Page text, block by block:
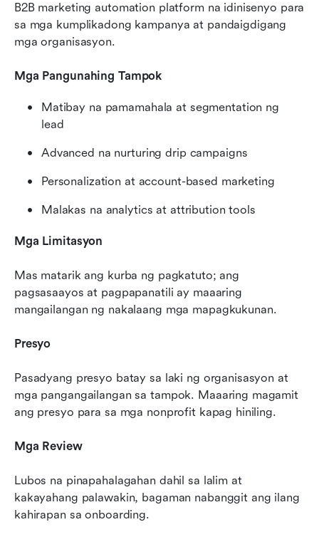
B2B marketing automation platform na idinisenyo para
sa mga kumplikadong kampanya at pandaigdigang
mga organisasyon.
Mga Pangunahing Tampok
Matibay na pamamahala at segmentation ng
lead
Advanced na nurturing drip campaigns
Personalization at account-based marketing
Malakas na analytics at attribution tools
Mga Limitasyon
Mas matarik ang kurba ng pagkatuto; ang
pagsasaayos at pagpapanatili ay maaaring
mangailangan ng nakalaang mga mapagkukunan.
Presyo
Pasadyang presyo batay sa laki ng organisasyon at
mga pangangailangan sa tampok. Maaaring magamit
ang presyo para sa mga nonprofit kapag hiniling.
Mga Review
Lubos na pinapahalagahan dahil sa lalim at
kakayahang palawakin, bagaman nabanggit ang ilang
kahirapan sa onboarding.